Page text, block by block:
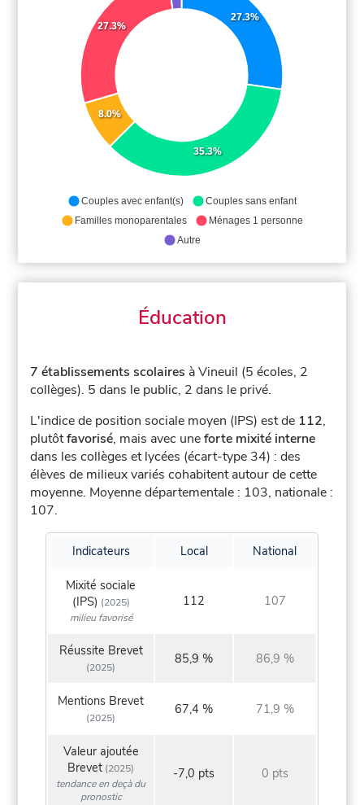
27.3%
35.3%
8.0%
27.3%
Couples avec enfant(s)
Couples sans enfant
Familles monoparentales
Ménages 1 personne
Autre
Éducation
7 établissements scolaires à Vineuil (5 écoles, 2
collèges). 5 dans le public, 2 dans le privé.
L'indice de position sociale moyen (IPS) est de 112,
plutôtfavorisé, mais avec uneforte mixité interne
dans les collèges et lycées (écart-type 34) : des
élèves de milieux variés cohabitent autour de cette
moyenne. Moyenne départementale : 103, nationale :
107.
Indicateurs Local National
Mixité sociale
(IPS) (2025)
milieu favorisé
112 107
Réussite Brevet
(2025)
85,9 % 86,9 %
Mentions Brevet
(2025)
67,4 % 71,9 %
Valeur ajoutée
Brevet (2025)
tendance en deçà du
pronostic
-7,0 pts 0 pts